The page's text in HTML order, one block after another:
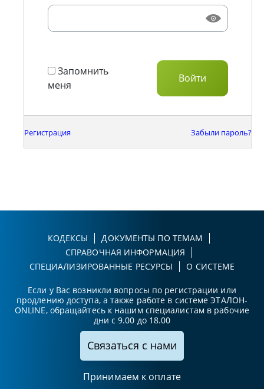
Запомнить
меня
Регистрация Забыли пароль?
КОДЕКСЫ
ДОКУМЕНТЫ ПО ТЕМАМ
СПРАВОЧНАЯ ИНФОРМАЦИЯ
СПЕЦИАЛИЗИРОВАННЫЕ РЕСУРСЫ
О СИСТЕМЕ
Если у Вас возникли вопросы по регистрации или
продлению доступа, а также работе в системе ЭТАЛОН-
ONLINE, обращайтесь к нашим специалистам в рабочие
дни с 9.00 до 18.00
Связаться с нами
Принимаем к оплате